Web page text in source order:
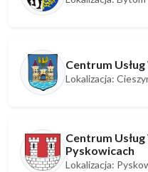
Centrum
Lokalizacja:
Centrum
Pyskowicach
Lokalizacja: